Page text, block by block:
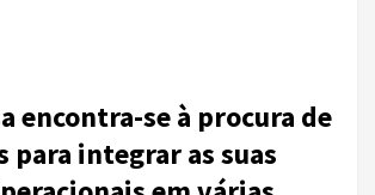
encontra-se à procura de
para integrar as suas